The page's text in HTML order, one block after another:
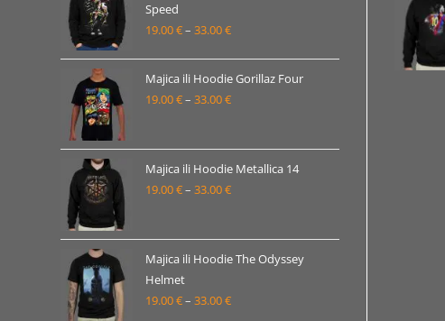
33.00 €
Speed
19.00€– 33.00€Raspon
od
19.00 €
Majica ili Hoodie Gorillaz Four
19.00€– 33.00€Raspon
od
19.00 €
do
Majica ili Hoodie Metallica 14
19.00€– 33.00€Raspon
od
19.00 €
33.00 €
Majica ili Hoodie The Odyssey
Helmet
19.00€– 33.00€Raspon